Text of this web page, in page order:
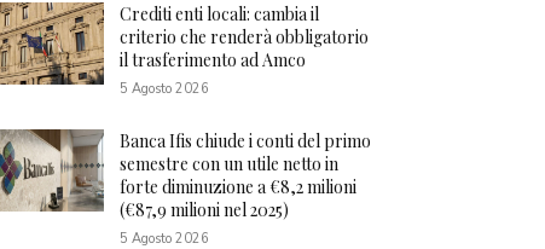
Crediti enti locali: cambia il
criterio che renderà obbligatorio
il trasferimento ad Amco
5 Agosto 2026
Banca Ifis chiude i conti del primo
semestre con un utile netto in
forte diminuzione a €8,2 milioni
(€87,9 milioni nel 2025)
5 Agosto 2026